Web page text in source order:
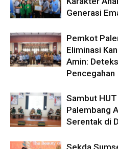
Generasi
Pemkot
Eliminasi
Amin:
Pencegahan
Sambut
Palembang
Serentak di
Sekda